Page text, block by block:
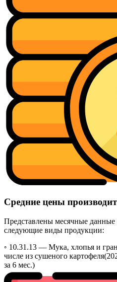
Средние цены
Представлены месячные данные
следующие виды продукции:
◦ 10.31.13 — Мука, хлопья и
числе из сушеного картофеля
за 6 мес.)